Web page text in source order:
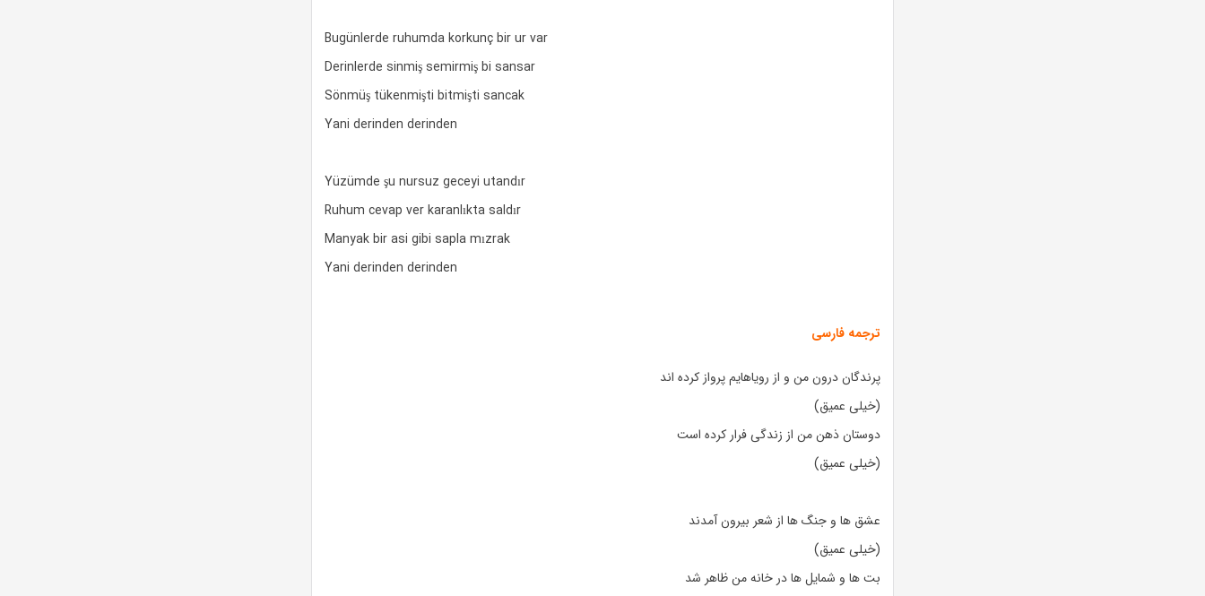
Bugünlerde ruhumda korkunç bir ur var
Derinlerde sinmiş semirmiş bi sansar
Sönmüş tükenmişti bitmişti sancak
Yani derinden derinden
Yüzümde şu nursuz geceyi utandır
Ruhum cevap ver karanlıkta saldır
Manyak bir asi gibi sapla mızrak
Yani derinden derinden
ترجمه فارسی
پرندگان درون من و از رویاهایم پرواز کرده اند
(خیلی عمیق)
دوستان ذهن من از زندگی فرار کرده است
(خیلی عمیق)
عشق ها و جنگ ها از شعر بیرون آمدند
(خیلی عمیق)
بت ها و شمایل ها در خانه من ظاهر شد